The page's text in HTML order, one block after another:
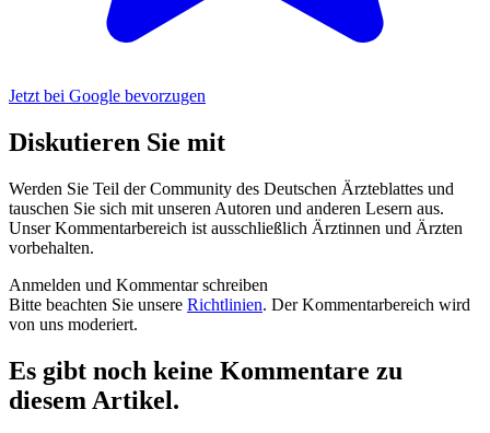
Jetzt bei Google bevorzugen
Diskutieren Sie mit
Werden Sie Teil der Community des Deutschen Ärzteblattes und
tauschen Sie sich mit unseren Autoren und anderen Lesern aus.
Unser Kommentarbereich ist ausschließlich Ärztinnen und Ärzten
vorbehalten.
Anmelden und Kommentar schreiben
Bitte beachten Sie unsere Richtlinien. Der Kommentarbereich wird
von uns moderiert.
Es gibt noch keine Kommentare zu
diesem Artikel.